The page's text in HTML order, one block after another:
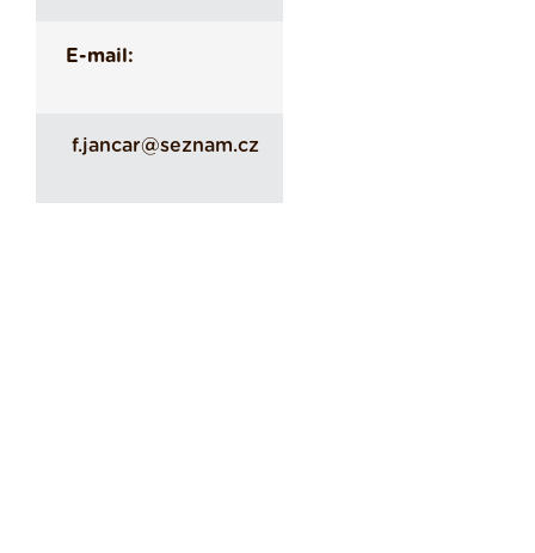
E-mail:
f.jancar@seznam.cz